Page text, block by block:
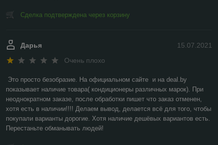
Сделка подтверждена через корзину
15.07.2021
Дарья
Очень плохо
Это просто безобразие. На официальном сайте  и на deal.by
показывает наличие товара( кондиционеры различных марок). При
неоднократном заказе, после обработки пишет что заказ отменен,
хотя есть в наличии!!!! Делаем вывод, делается всё для того, чтобы
покупали варианты дорогие. Хотя наличие дешёвых вариантов есть.
Перестаньте обманывать людей!